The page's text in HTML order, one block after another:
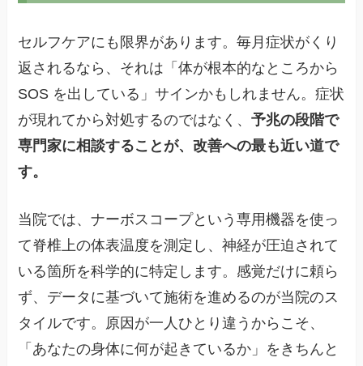
セルフケアにも限界があります。毎月症状がくり
返されるなら、それは「体が根本的なところから
SOS を出している」サインかもしれません。症状
が現れてから対処するのではなく、予兆の段階で
専門家に相談することが、改善への最も近い道で
す。
当院では、ナーボスコープという専用機器を使っ
て脊椎上の体表温度を測定し、神経が圧迫されて
いる箇所を科学的に特定します。感覚だけに頼ら
ず、データに基づいて施術を進めるのが当院のス
タイルです。原因が一人ひとり違うからこそ、
「あなたの身体に何が起きているか」をきちんと